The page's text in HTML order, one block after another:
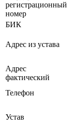
регистрационный
номер
БИК
Адрес из устава
Адрес
фактический
Телефон
Устав